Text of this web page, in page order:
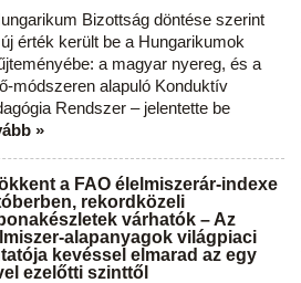
Bizottság döntése szerint
érték került be a Hungarikumok
a magyar nyereg, és a
módszeren alapuló Konduktív
Rendszer – jelentette be
»
a FAO élelmiszerár-indexe
rekordközeli
várhatók – Az
alapanyagok világpiaci
kevéssel elmarad az egy
ezelőtti szinttől